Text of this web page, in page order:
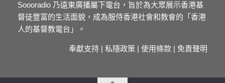
Soooradio 乃遠東廣播屬下電台，旨於為大眾展示香港基
督徒豐富的生活面貌，成為服侍香港社會和教會的「香港
人的基督教電台」。
奉獻支持 | 私隱政策 | 使用條款 | 免責聲明